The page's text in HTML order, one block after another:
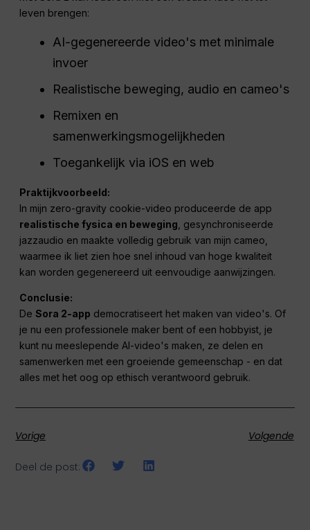
leven brengen:
AI-gegenereerde video's met minimale
invoer
Realistische beweging, audio en cameo's
Remixen en
samenwerkingsmogelijkheden
Toegankelijk via iOS en web
Praktijkvoorbeeld:
In mijn zero-gravity cookie-video produceerde de app
realistische fysica en beweging , gesynchroniseerde
jazzaudio en maakte volledig gebruik van mijn cameo,
waarmee ik liet zien hoe snel inhoud van hoge kwaliteit
kan worden gegenereerd uit eenvoudige aanwijzingen.
Conclusie:
DeSora 2-app democratiseert het maken van video's. Of
je nu een professionele maker bent of een hobbyist, je
kunt nu meeslepende AI-video's maken, ze delen en
samenwerken met een groeiende gemeenschap - en dat
alles met het oog op ethisch verantwoord gebruik.
Vorige Volgende
Deel de post: